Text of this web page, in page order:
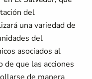
del
una variedad de
del
asociados al
que las acciones